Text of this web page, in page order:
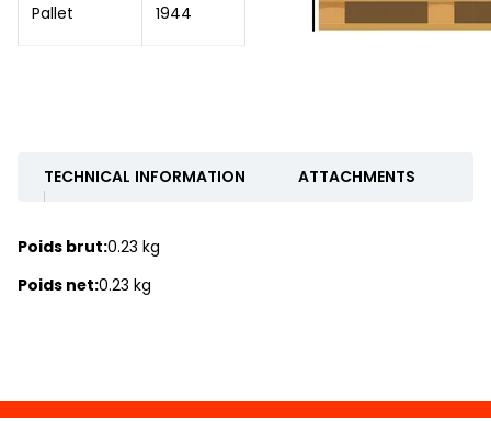
Pallet 1944
TECHNICAL INFORMATION ATTACHMENTS
Poids brut:0.23 kg
Poids net:0.23 kg